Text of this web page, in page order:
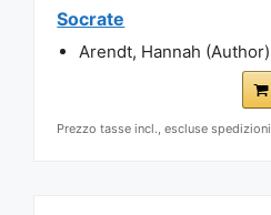
Socrate
Arendt, Hannah (Author)
Prezzo tasse incl., escluse spedizioni